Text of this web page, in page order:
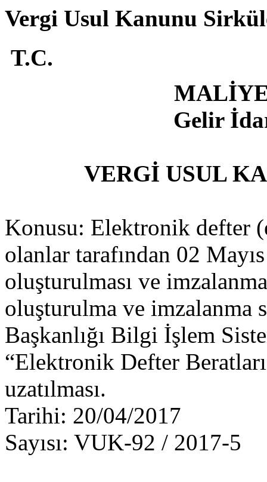
Vergi Usul Kanunu
T.C.
Gelir
VERGİ USUL
Konusu: Elektronik defter
olanlar tarafından 02
oluşturulması ve
oluşturulma ve imzalanma
Başkanlığı Bilgi İşlem
“Elektronik Defter
uzatılması.
Tarihi: 20/04/2017
Sayısı: VUK-92 / 2017-5